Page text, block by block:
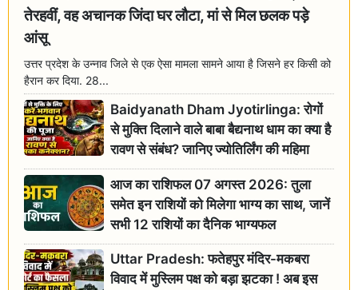
तेरहवीं, वह अचानक जिंदा घर लौटा, मां से मिल छलक पड़े
आंसू
उत्तर प्रदेश के उन्नाव जिले से एक ऐसा मामला सामने आया है जिसने हर किसी को
हैरान कर दिया. 28...
Baidyanath Dham Jyotirlinga: रोगों
से मुक्ति दिलाने वाले बाबा बैद्यनाथ धाम का क्या है
रावण से संबंध? जानिए ज्योतिर्लिंग की महिमा
आज का राशिफल 07 अगस्त 2026: तुला
समेत इन राशियों को मिलेगा भाग्य का साथ, जानें
सभी 12 राशियों का दैनिक भाग्यफल
Uttar Pradesh: फतेहपुर मंदिर-मकबरा
विवाद में मुस्लिम पक्ष को बड़ा झटका ! अब इस